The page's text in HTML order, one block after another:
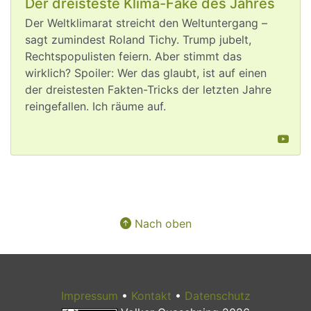
VQuaschning avatar
VQuaschningpost
Die #Klimakrise könnte den
wirtschaftlichen Aufschwung in diesem
Jahr stoppen!
Allein das #Niedrigwasser
Hinzu kommen noch die
Klimaschutz bedroht unseren
tagesschau.de/wirtschaft/konju
Der dreisteste Klima-Fake des Jahres
Der Weltklimarat streicht den Weltuntergang –
sagt zumindest Roland Tichy. Trump jubelt,
Rechtspopulisten feiern. Aber stimmt das
wirklich? Spoiler: Wer das glaubt, ist auf einen
der dreistesten Fakten-Tricks der letzten Jahre
reingefallen. Ich räume auf.
Nach oben
Impressum • Kontakt • Datenschutz